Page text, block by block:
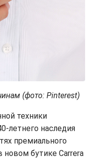
(фото: Pinterest)
техники
летнего наследия
премиального
бутике Carrera